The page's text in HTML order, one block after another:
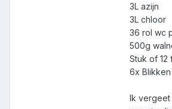
3L azijn
3L chloor
36 rol wc
500g
Stuk of 12
6x Blikken
Ik vergeet